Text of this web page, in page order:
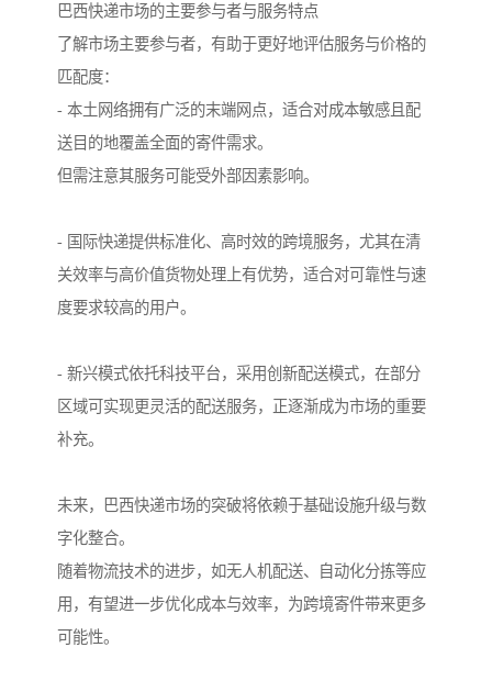
巴西快递市场的主要参与者与服务特点
了解市场主要参与者，有助于更好地评估服务与价格的
匹配度：
- 本土网络拥有广泛的末端网点，适合对成本敏感且配
送目的地覆盖全面的寄件需求。
但需注意其服务可能受外部因素影响。
- 国际快递提供标准化、高时效的跨境服务，尤其在清
关效率与高价值货物处理上有优势，适合对可靠性与速
度要求较高的用户。
- 新兴模式依托科技平台，采用创新配送模式，在部分
区域可实现更灵活的配送服务，正逐渐成为市场的重要
补充。
未来，巴西快递市场的突破将依赖于基础设施升级与数
字化整合。
随着物流技术的进步，如无人机配送、自动化分拣等应
用，有望进一步优化成本与效率，为跨境寄件带来更多
可能性。